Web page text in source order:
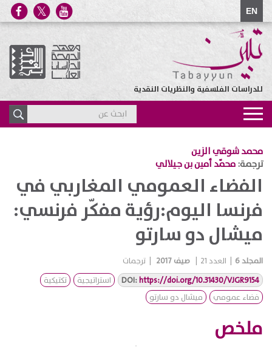
EN
للدراسات الفلسفية والنظريات النقدية
Toggle
navigation
محمد شوقي الزين
ترجمة:محمّد أمين بن جيلالي
الفضاء العمومي المغاربي في
فرنسا اليوم:رؤية مفكّر فرنسي:
ميشال دو سارتو
المجلد6 العدد21 صيف 2017
ترجمات
DOI:https://doi.org/10.31430/VJGR9154 استراتيجية
تكتيكية
فضاء عمومي
ميشال دو سارتو
ملخص